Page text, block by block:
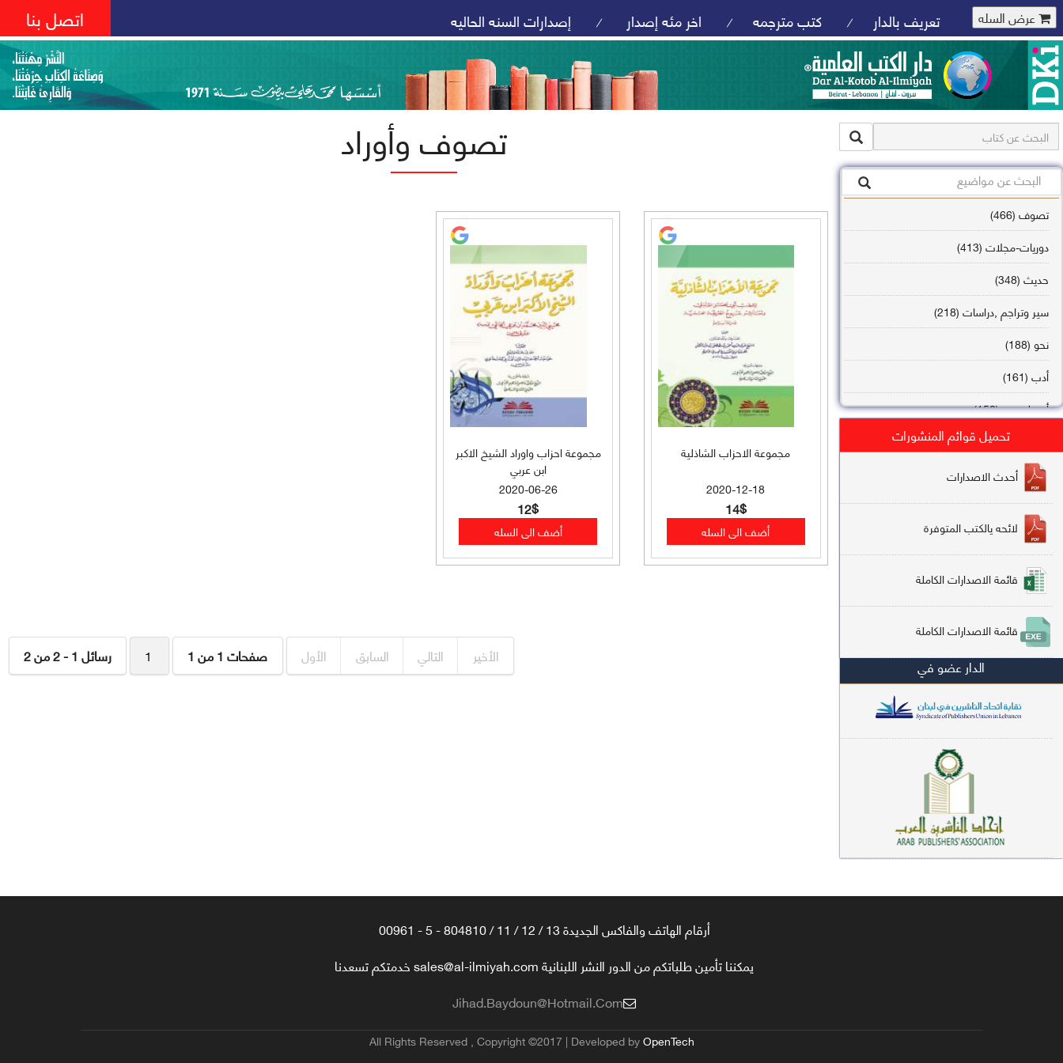
عرض السله تعريف بالدار / كتب مترجمه / اخر مئه إصدار / إصدارات السنه الحاليه اتصل بنا
تصوف (466)
دوريات-مجلات (413)
حديث (348)
سير وتراجم ,دراسات (218)
نحو (188)
أدب (161)
أصول فقه (158)
تاريخ (138)
فقه شافعي (132)
فقه حنفي (113)
فقه مالكي (112)
تفسير قرآن (106)
علم كلام (96)
أخلاق وتصوف (91)
سير وتراجم (90)
معاجم لغوية (89)
سيرة نبوية وتصوف (81)
دراسات إسلامية (75)
شعر (72)
علوم قرآن (66)
فقه عام وأحكام فقهية (62)
تحميل قوائم المنشورات
أحدث الاصدارات
لائحه يالكتب المتوفرة
قائمة الاصدارات الكاملة
قائمة الاصدارات الكاملة
الدار عضو في
تصوف وأوراد
مجموعة الاحزاب الشاذلية
2020-12-18
14$
مجموعة احزاب واوراد الشيخ الاكبر
ابن عربي
2020-06-26
12$
رسائل 1 - 2 من 2 1 صفحات 1 من 1 الأول السابق التالي الأخير
أرقام الهاتف والفاكس الجديدة 13 / 12 / 11 / 804810 - 5 - 00961
يمكننا تأمين طلباتكم من الدور النشر اللبنانية sales@al-ilmiyah.com خدمتكم تسعدنا
Jihad.baydoun@hotmail.com
All Rights Reserved , Copyright ©2017 | Developed byOpenTech